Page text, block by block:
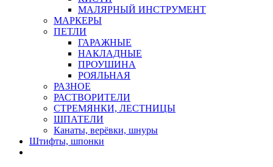
МАЛЯРНЫЙ ИНСТРУМЕНТ
МАРКЕРЫ
ПЕТЛИ
ГАРАЖНЫЕ
НАКЛАДНЫЕ
ПРОУШИНА
РОЯЛЬНАЯ
РАЗНОЕ
РАСТВОРИТЕЛИ
СТРЕМЯНКИ, ЛЕСТНИЦЫ
ШПАТЕЛИ
Канаты, верёвки, шнуры
Штифты, шпонки